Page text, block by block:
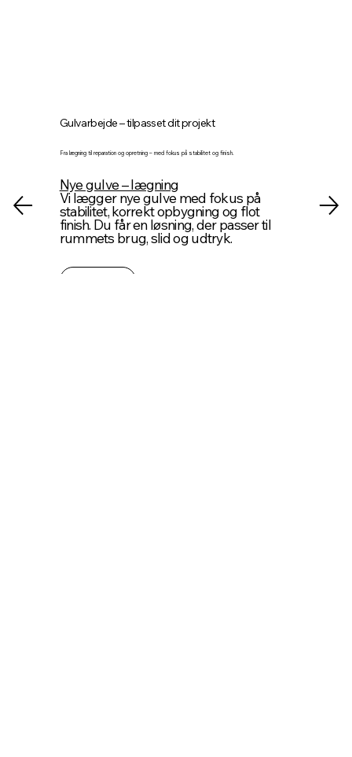
Gulvarbejde – tilpasset dit projekt
Fra lægning til reparation og opretning – med fokus på stabilitet og finish.
Nye gulve – lægning
Vi lægger nye gulve med fokus på
stabilitet, korrekt opbygning og flot
finish. Du får en løsning, der passer til
rummets brug, slid og udtryk.